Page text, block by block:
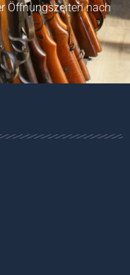
Öffnungszeiten nach